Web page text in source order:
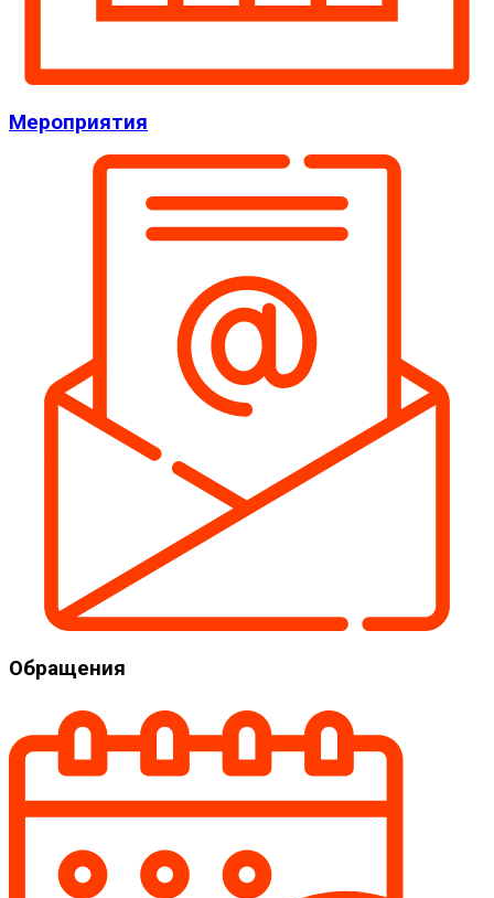
Мероприятия
Обращения